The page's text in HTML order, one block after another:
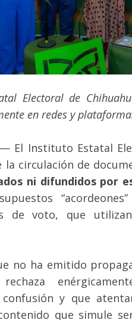
Electoral de
en redes y
El Instituto Estatal
la circulación de
ni difundidos por
de voto, que
no ha emitido
confusión y que
que simule